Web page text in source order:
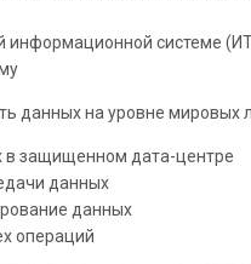
информационной системе
данных на уровне мировых
в защищенном дата-центре
данных
данных
операций